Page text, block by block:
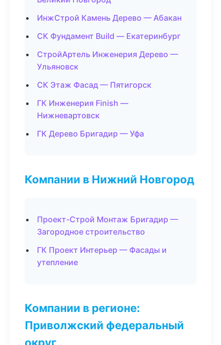
ИнжСтрой Камень Дерево — Абакан
СК Фундамент Build — Екатеринбург
СтройАртель Инженерия Дерево —
Ульяновск
СК Этаж Фасад — Пятигорск
ГК Инженерия Finish —
Нижневартовск
ГК Дерево Бригадир — Уфа
Компании в Нижний Новгород
Проект-Строй Монтаж Бригадир —
Загородное строительство
ГК Проект Интерьер — Фасады и
утепление
Компании в регионе:
Приволжский федеральный
округ